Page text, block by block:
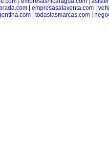
empresasalaventa.com
| todaslasmarcas.com|